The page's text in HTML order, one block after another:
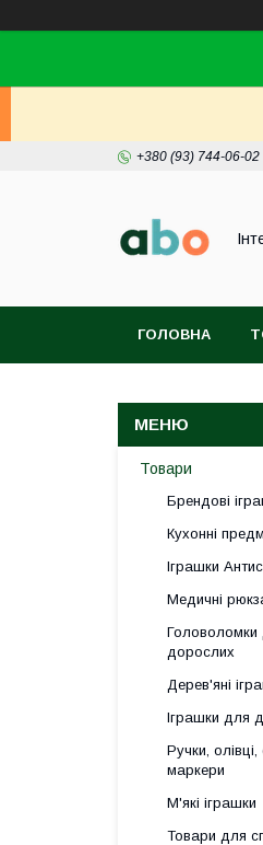
+380 (93) 744-06-02
ГОЛОВНА
Товари
Брендові
Кухонні
Іграшки
Медичні
Головоломки
дорослих
Дерев'яні
Іграшки для
Ручки,
маркери
М'які іграшки
Товари для